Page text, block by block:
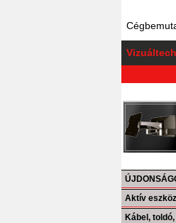
Aktív eszköz
Kábel,